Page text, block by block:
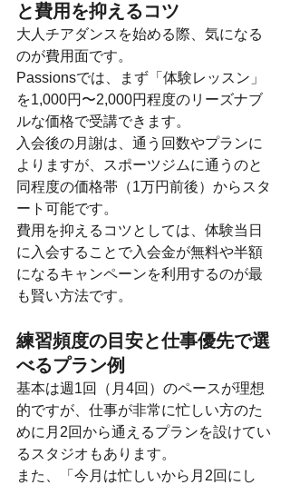
と費用を抑えるコツ
大人チアダンスを始める際、気になる
のが費用面です。
Passionsでは、まず「体験レッスン」
を1,000円〜2,000円程度のリーズナブ
ルな価格で受講できます。
入会後の月謝は、通う回数やプランに
よりますが、スポーツジムに通うのと
同程度の価格帯（1万円前後）からスタ
ート可能です。
費用を抑えるコツとしては、体験当日
に入会することで入会金が無料や半額
になるキャンペーンを利用するのが最
も賢い方法です。
練習頻度の目安と仕事優先で選
べるプラン例
基本は週1回（月4回）のペースが理想
的ですが、仕事が非常に忙しい方のた
めに月2回から通えるプランを設けてい
るスタジオもあります。
また、「今月は忙しいから月2回にし